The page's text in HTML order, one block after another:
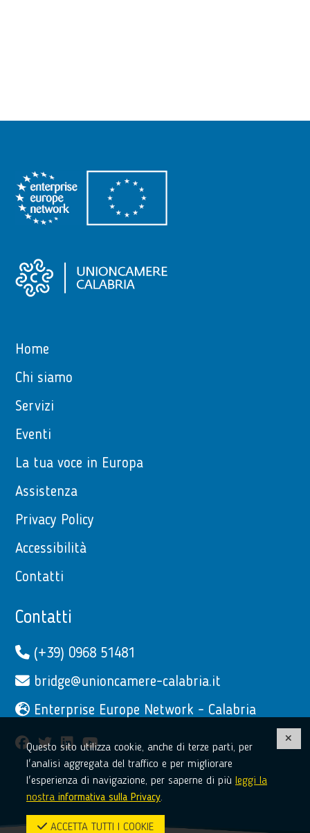
Home
Chi siamo
Servizi
Eventi
La tua voce in Europa
Assistenza
Privacy Policy
Accessibilità
Contatti
Contatti
(+39) 0968 51481
bridge@unioncamere-calabria.it
Enterprise Europe Network - Calabria
facebook
twitterlinkedinyoutube
Questo sito utilizza cookie, anche di terze parti, per
l'analisi aggregata del traffico e per migliorare
l'esperienza di navigazione, per saperne di più leggi la
nostra informativa sulla Privacy.
ACCETTA TUTTI I COOKIE